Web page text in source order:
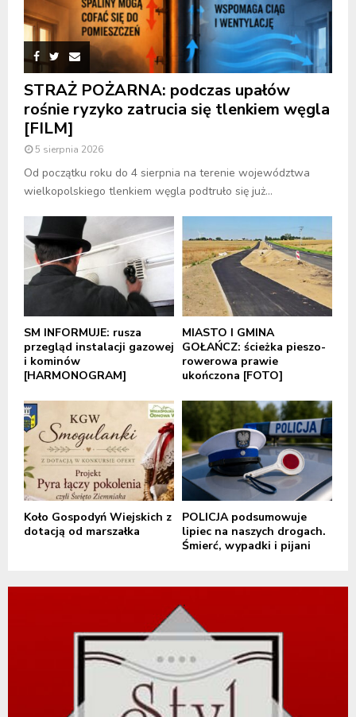
STRAŻ POŻARNA: podczas upałów
rośnie ryzyko zatrucia się tlenkiem węgla
[FILM]
5 sierpnia 2026
Od początku roku do 4 sierpnia na terenie województwa
wielkopolskiego tlenkiem węgla podtruło się już...
SM INFORMUJE: rusza
przegląd instalacji gazowej
i kominów
[HARMONOGRAM]
MIASTO I GMINA
GOŁAŃCZ: ścieżka pieszo-
rowerowa prawie
ukończona [FOTO]
Koło Gospodyń Wiejskich z
dotacją od marszałka
POLICJA podsumowuje
lipiec na naszych drogach.
Śmierć, wypadki i pijani